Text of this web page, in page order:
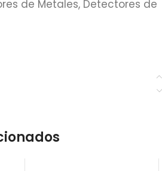
de Metales, Detectores de